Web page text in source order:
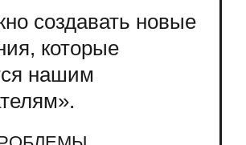
создавать новые
которые
нашим